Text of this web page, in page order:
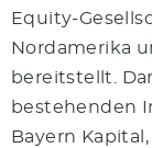
Equity-
Nordamerika
bereitstellt.
bestehenden
Bayern